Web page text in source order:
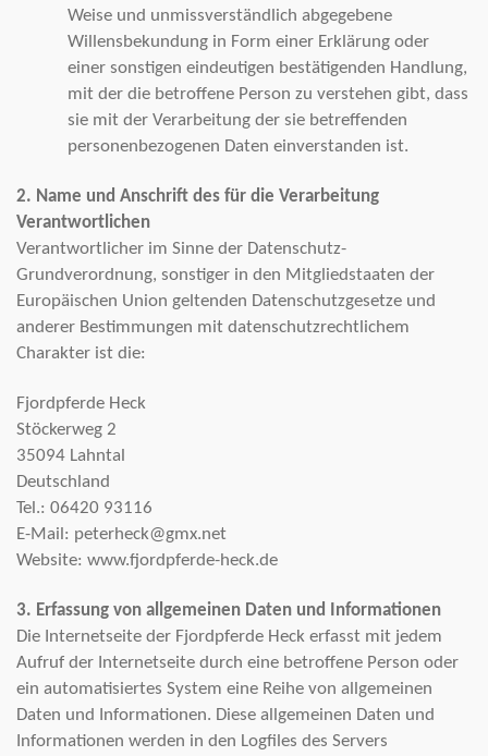
Weise und unmissverständlich abgegebene
Willensbekundung in Form einer Erklärung oder
einer sonstigen eindeutigen bestätigenden Handlung,
mit der die betroffene Person zu verstehen gibt, dass
sie mit der Verarbeitung der sie betreffenden
personenbezogenen Daten einverstanden ist.
2. Name und Anschrift des für die Verarbeitung
Verantwortlichen
Verantwortlicher im Sinne der Datenschutz-
Grundverordnung, sonstiger in den Mitgliedstaaten der
Europäischen Union geltenden Datenschutzgesetze und
anderer Bestimmungen mit datenschutzrechtlichem
Charakter ist die:
Fjordpferde Heck
Stöckerweg 2
35094 Lahntal
Deutschland
Tel.: 06420 93116
E-Mail: peterheck@gmx.net
Website: www.fjordpferde-heck.de
3. Erfassung von allgemeinen Daten und Informationen
Die Internetseite der Fjordpferde Heck erfasst mit jedem
Aufruf der Internetseite durch eine betroffene Person oder
ein automatisiertes System eine Reihe von allgemeinen
Daten und Informationen. Diese allgemeinen Daten und
Informationen werden in den Logfiles des Servers